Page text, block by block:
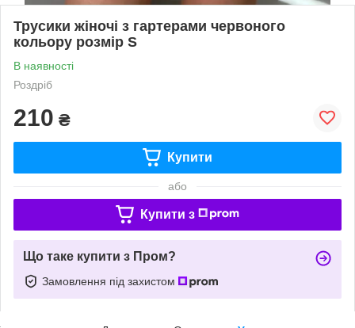
Трусики жіночі з гартерами червоного
кольору розмір S
В наявності
Роздріб
210 ₴
Купити
або
Купити з
Що таке купити з Пром?
Замовлення під захистом